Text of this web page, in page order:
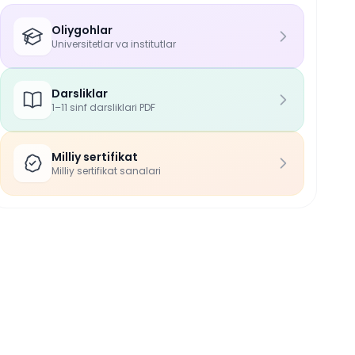
Oliygohlar
Universitetlar va institutlar
Darsliklar
1–11 sinf darsliklari PDF
Milliy sertifikat
Milliy sertifikat sanalari